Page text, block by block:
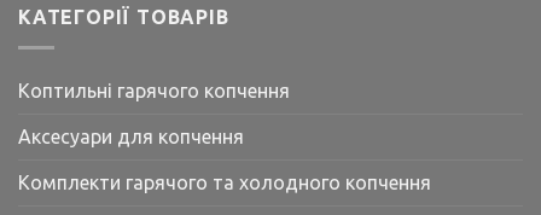
КАТЕГОРІЇ ТОВАРІВ
Коптильні гарячого копчення
Аксесуари для копчення
Комплекти гарячого та холодного копчення